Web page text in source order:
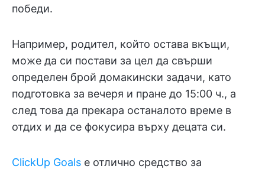
победи.
Например, родител, който остава вкъщи,
може да си постави за цел да свърши
определен брой домакински задачи, като
подготовка за вечеря и пране до 15:00 ч., а
след това да прекара останалото време в
отдих и да се фокусира върху децата си.
ClickUp Goals е отлично средство за